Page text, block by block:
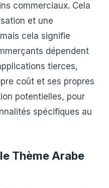
commerciaux. Cela
et une
cela signifie
dépendent
tierces,
coût et ses propres
potentielles, pour
spécifiques au
Thème Arabe